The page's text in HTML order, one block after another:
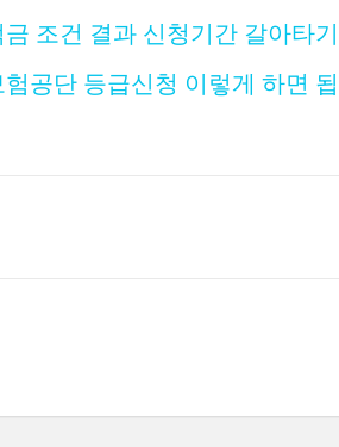
조건 결과 신청기간 갈아타기
공단 등급신청 이렇게 하면